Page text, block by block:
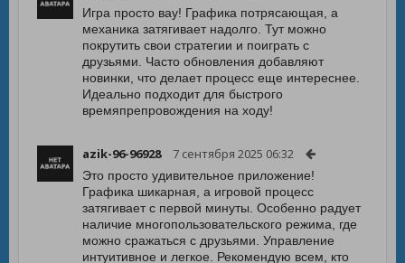
Игра просто вау! Графика потрясающая, а
механика затягивает надолго. Тут можно
покрутить свои стратегии и поиграть с
друзьями. Часто обновления добавляют
новинки, что делает процесс еще интереснее.
Идеально подходит для быстрого
времяпрепровождения на ходу!
azik-96-96928 7 сентября 2025 06:32
Это просто удивительное приложение!
Графика шикарная, а игровой процесс
затягивает с первой минуты. Особенно радует
наличие многопользовательского режима, где
можно сражаться с друзьями. Управление
интуитивное и легкое. Рекомендую всем, кто